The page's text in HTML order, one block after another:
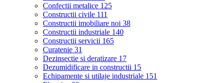
Confectii metalice 125
Constructii civile 111
Constructii imobiliare noi 38
Constructii industriale 140
Constructii servicii 165
Curatenie 31
Dezinsectie si deratizare 17
Dezumidificare in constructii 15
Echipamente si utilaje industriale 151